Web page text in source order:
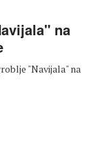
na
"Navijala" na